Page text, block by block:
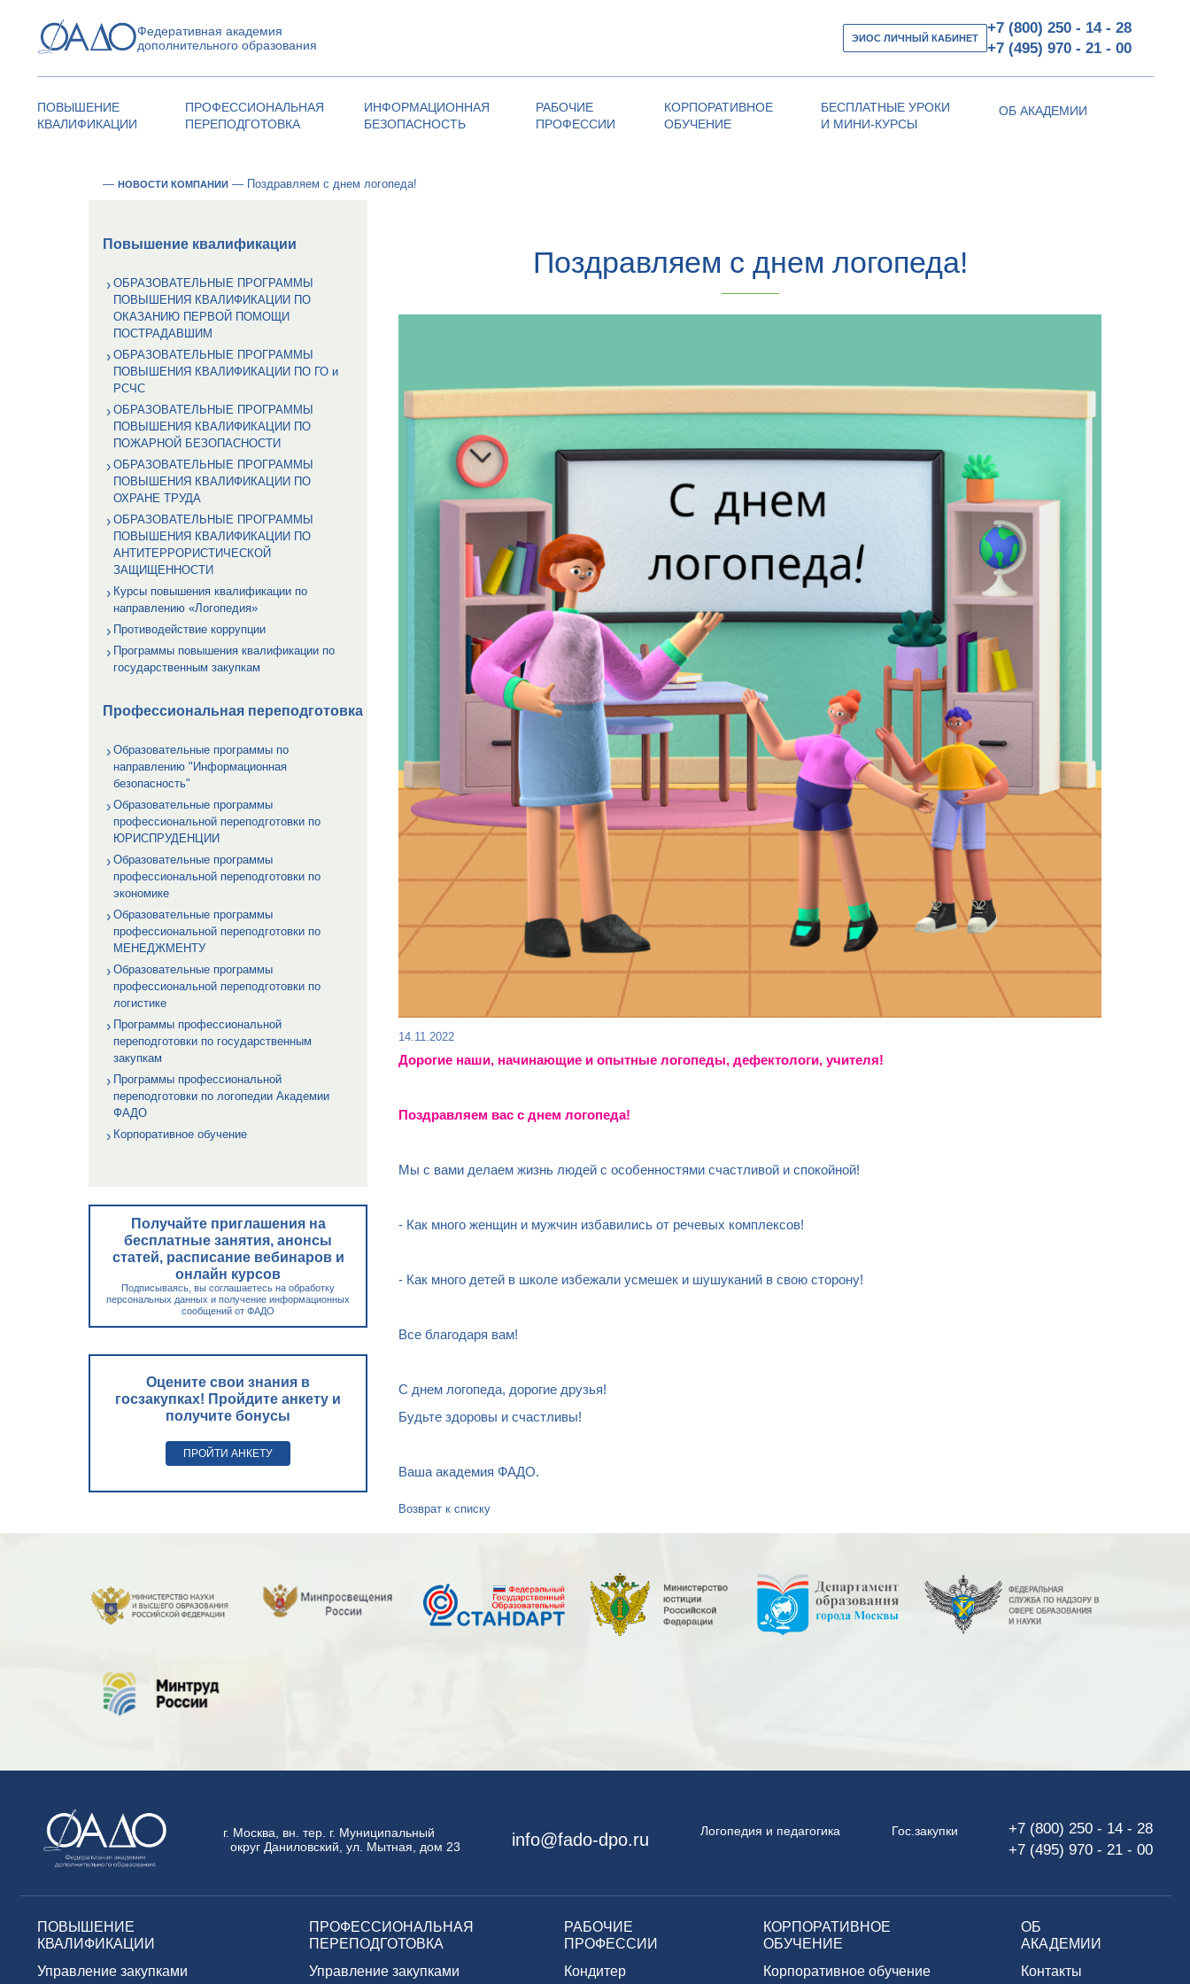
Федеративная академия
дополнительного образования
ЭИОС ЛИЧНЫЙ КАБИНЕТ
+7 (800) 250 - 14 - 28
+7 (495) 970 - 21 - 00
ПОВЫШЕНИЕ
КВАЛИФИКАЦИИ
ПРОФЕССИОНАЛЬНАЯ
ПЕРЕПОДГОТОВКА
ИНФОРМАЦИОННАЯ
БЕЗОПАСНОСТЬ
РАБОЧИЕ
ПРОФЕССИИ
КОРПОРАТИВНОЕ
ОБУЧЕНИЕ
БЕСПЛАТНЫЕ УРОКИ
И МИНИ-КУРСЫ
ОБ АКАДЕМИИ
— НОВОСТИ КОМПАНИИ — Поздравляем с днем логопеда!
Повышение квалификации
ОБРАЗОВАТЕЛЬНЫЕ ПРОГРАММЫ
ПОВЫШЕНИЯ КВАЛИФИКАЦИИ ПО
ОКАЗАНИЮ ПЕРВОЙ ПОМОЩИ
ПОСТРАДАВШИМ
ОБРАЗОВАТЕЛЬНЫЕ ПРОГРАММЫ
ПОВЫШЕНИЯ КВАЛИФИКАЦИИ ПО ГО и
РСЧС
ОБРАЗОВАТЕЛЬНЫЕ ПРОГРАММЫ
ПОВЫШЕНИЯ КВАЛИФИКАЦИИ ПО
ПОЖАРНОЙ БЕЗОПАСНОСТИ
ОБРАЗОВАТЕЛЬНЫЕ ПРОГРАММЫ
ПОВЫШЕНИЯ КВАЛИФИКАЦИИ ПО
ОХРАНЕ ТРУДА
ОБРАЗОВАТЕЛЬНЫЕ ПРОГРАММЫ
ПОВЫШЕНИЯ КВАЛИФИКАЦИИ ПО
АНТИТЕРРОРИСТИЧЕСКОЙ
ЗАЩИЩЕННОСТИ
Курсы повышения квалификации по
направлению «Логопедия»
Противодействие коррупции
Программы повышения квалификации по
государственным закупкам
Профессиональная переподготовка
Образовательные программы по
направлению "Информационная
безопасность"
Образовательные программы
профессиональной переподготовки по
ЮРИСПРУДЕНЦИИ
Образовательные программы
профессиональной переподготовки по
экономике
Образовательные программы
профессиональной переподготовки по
МЕНЕДЖМЕНТУ
Образовательные программы
профессиональной переподготовки по
логистике
Программы профессиональной
переподготовки по государственным
закупкам
Программы профессиональной
переподготовки по логопедии Академии
ФАДО
Корпоративное обучение
Получайте приглашения на
бесплатные занятия, анонсы
статей, расписание вебинаров и
онлайн курсов
Подписываясь, вы соглашаетесь на обработку
персональных данных и получение информационных
сообщений от ФАДО
Оцените свои знания в
госзакупках! Пройдите анкету и
получите бонусы
ПРОЙТИ АНКЕТУ
Поздравляем с днем логопеда!
14.11.2022
Дорогие наши, начинающие и опытные логопеды, дефектологи, учителя!
Поздравляем вас с днем логопеда!
Мы с вами делаем жизнь людей с особенностями счастливой и спокойной!
- Как много женщин и мужчин избавились от речевых комплексов!
- Как много детей в школе избежали усмешек и шушуканий в свою сторону!
Все благодаря вам!
С днем логопеда, дорогие друзья!
Будьте здоровы и счастливы!
Ваша академия ФАДО.
Возврат к списку
г. Москва, вн. тер. г. Муниципальный
округ Даниловский, ул. Мытная, дом 23
info@fado-dpo.ru Логопедия и педагогика Гос.закупки
+7 (800) 250 - 14 - 28
+7 (495) 970 - 21 - 00
ПОВЫШЕНИЕ
КВАЛИФИКАЦИИ
Управление закупками
ПРОФЕССИОНАЛЬНАЯ
ПЕРЕПОДГОТОВКА
Управление закупками
РАБОЧИЕ
ПРОФЕССИИ
Кондитер
КОРПОРАТИВНОЕ
ОБУЧЕНИЕ
Корпоративное обучение
ОБ
АКАДЕМИИ
Контакты